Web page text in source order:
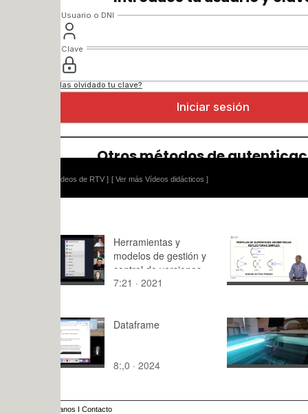
[ Ver más Vídeos didácticos ]
Herramientas y
modelos de gestión y
control de versiones
de código
7:21 · 2021
Prueba
8:34 · 2014
Dataframe
8:,0 · 2024
CORTE
RAYJET
PUESTA
DE LA
1:47 · 2026